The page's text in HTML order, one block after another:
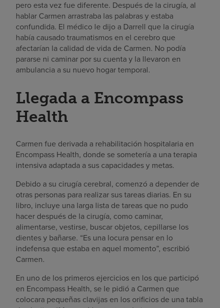
pero esta vez fue diferente. Después de la cirugía, al
hablar Carmen arrastraba las palabras y estaba
confundida. El médico le dijo a Darrell que la cirugía
había causado traumatismos en el cerebro que
afectarían la calidad de vida de Carmen. No podía
pararse ni caminar por su cuenta y la llevaron en
ambulancia a su nuevo hogar temporal.
Llegada a Encompass
Health
Carmen fue derivada a rehabilitación hospitalaria en
Encompass Health, donde se sometería a una terapia
intensiva adaptada a sus capacidades y metas.
Debido a su cirugía cerebral, comenzó a depender de
otras personas para realizar sus tareas diarias. En su
libro, incluye una larga lista de tareas que no pudo
hacer después de la cirugía, como caminar,
alimentarse, vestirse, buscar objetos, cepillarse los
dientes y bañarse. “Es una locura pensar en lo
indefensa que estaba en aquel momento”, escribió
Carmen.
En uno de los primeros ejercicios en los que participó
en Encompass Health, se le pidió a Carmen que
colocara pequeñas clavijas en los orificios de una tabla